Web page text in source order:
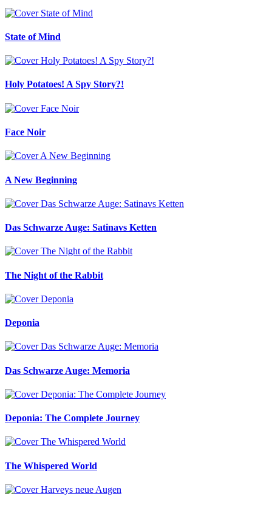
State of Mind
Holy Potatoes! A Spy Story?!
Face Noir
A New Beginning
Das Schwarze Auge: Satinavs Ketten
The Night of the Rabbit
Deponia
Das Schwarze Auge: Memoria
Deponia: The Complete Journey
The Whispered World